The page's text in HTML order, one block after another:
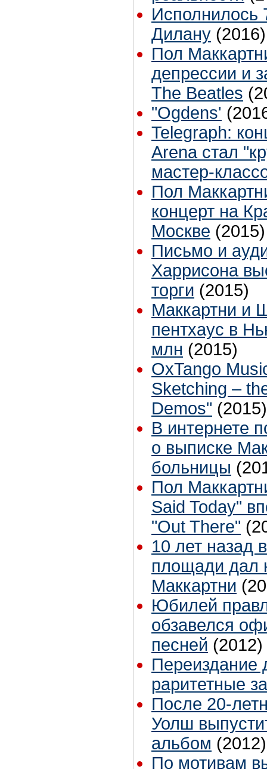
Исполнилось
Дилану (2016)
Пол
депрессии и
The Beatles
"Ogdens'
Telegraph:
Arena стал
мастер-
Пол
концерт на
Москве (2015)
Письмо и
Харрисона
торги (2015)
Маккартни и
пентхаус в
млн (2015)
OxTango
Sketching –
Demos" (2015)
В интернете
о выписке
больницы
Пол
Said Today"
"Out There"
10 лет назад
площади дал
Маккартни
Юбилей
обзавелся
песней (2012)
Переиздание
раритетные
После 20-
Уолш
альбом (2012)
По мотивам